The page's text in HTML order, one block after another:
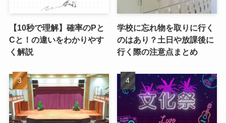
【10秒で理解】確率のPと
Cと！の違いをわかりやす
く解説
学校に忘れ物を取りに行く
のはあり？土日や放課後に
行く際の注意点まとめ